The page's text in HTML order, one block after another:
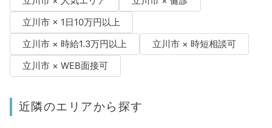
立川市 × 1日10万円以上
立川市 × 時給1.3万円以上
立川市 × 時短相談可
立川市 × WEB面接可
近隣のエリアから探す